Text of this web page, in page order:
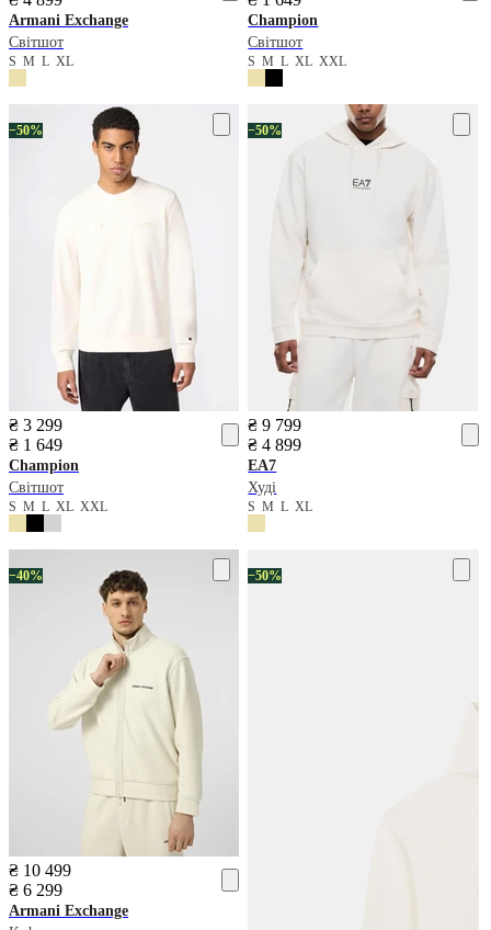
Armani Exchange
Світшот
S M L XL
Champion
Світшот
SMLXLXXL
−50%
₴ 3 299
₴ 1 649
Champion
Світшот
S M L XL XXL
−50%
₴ 9 799
₴ 4 899
EA7
Худі
SMLXL
−40%
₴ 10 499
₴ 6 299
Armani Exchange
−50%